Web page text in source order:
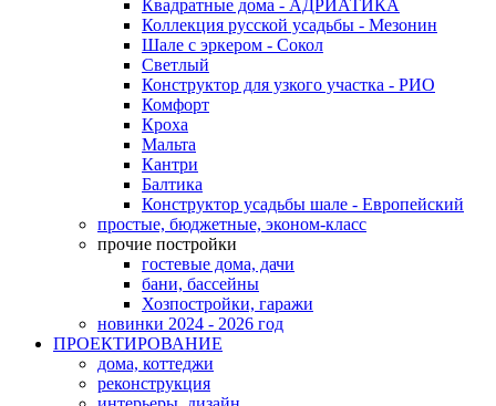
Квадратные дома - АДРИАТИКА
Коллекция русской усадьбы - Мезонин
Шале с эркером - Сокол
Светлый
Конструктор для узкого участка - РИО
Комфорт
Кроха
Мальта
Кантри
Балтика
Конструктор усадьбы шале - Европейский
простые, бюджетные, эконом-класс
прочие постройки
гостевые дома, дачи
бани, бассейны
Хозпостройки, гаражи
новинки 2024 - 2026 год
ПРОЕКТИРОВАНИЕ
дома, коттеджи
реконструкция